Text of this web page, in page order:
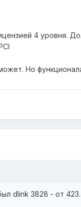
4 уровня.
Но
dlink 3828 - от